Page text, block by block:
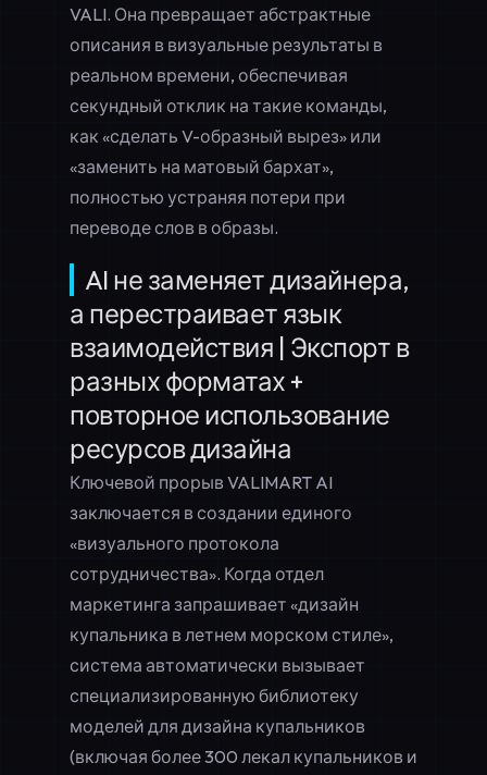
VALI. Она превращает абстрактные
описания в визуальные результаты в
реальном времени, обеспечивая
секундный отклик на такие команды,
как «сделать V-образный вырез» или
«заменить на матовый бархат»,
полностью устраняя потери при
переводе слов в образы.
AI не заменяет дизайнера,
а перестраивает язык
взаимодействия | Экспорт в
разных форматах +
повторное использование
ресурсов дизайна
Ключевой прорыв VALIMART AI
заключается в создании единого
«визуального протокола
сотрудничества». Когда отдел
маркетинга запрашивает «дизайн
купальника в летнем морском стиле»,
система автоматически вызывает
специализированную библиотеку
моделей для дизайна купальников
(включая более 300 лекал купальников и